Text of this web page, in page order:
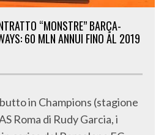
“MONSTRE” BARÇA-
60 MLN ANNUI FINO AL 2019
in Champions (stagione
Roma di Rudy Garcia, i